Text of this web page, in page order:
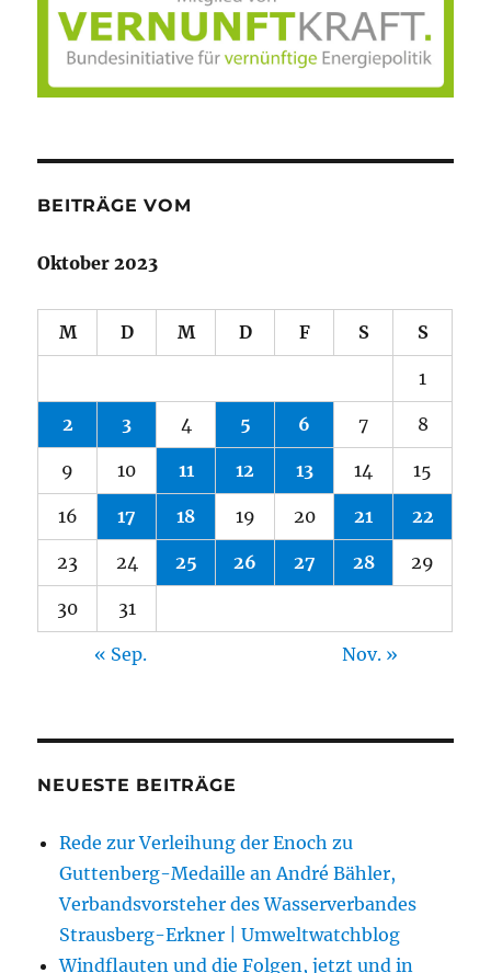
BEITRÄGE VOM
Oktober 2023
M D M D F S S
1
2 3 4 5 6 7 8
9 10 11 12 13 14 15
16 17 18 19 20 21 22
23 24 25 26 27 28 29
30 31
« Sep. Nov. »
NEUESTE BEITRÄGE
Rede zur Verleihung der Enoch zu
Guttenberg-Medaille an André Bähler,
Verbandsvorsteher des Wasserverbandes
Strausberg-Erkner | Umweltwatchblog
Windflauten und die Folgen, jetzt und in